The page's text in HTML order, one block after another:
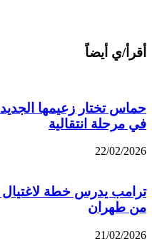
أقرأ/ي أيضاً
حماس تختار زعيمها
في مرحلة انتقالية
22/02/2026
ترامب يدرس خطة لاغتيال
من طهران
21/02/2026